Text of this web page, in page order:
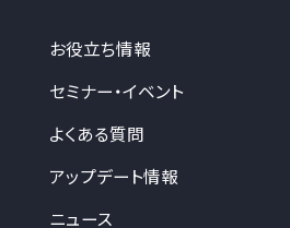
お役立ち情報
セミナー・イベント
よくある質問
アップデート情報
ニュース